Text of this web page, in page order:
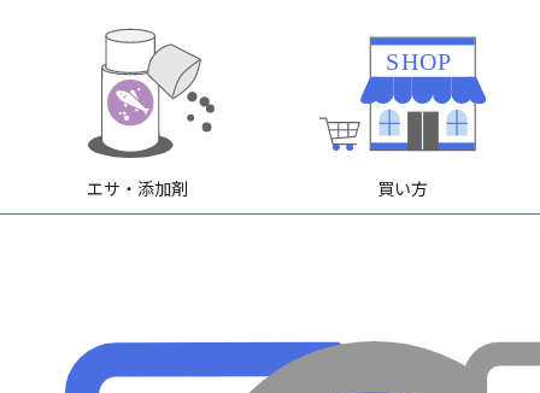
エサ・添加剤
SHOP
買い方
メンテナンス